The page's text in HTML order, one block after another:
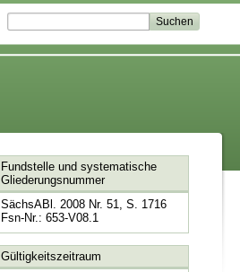
Fundstelle und systematische
Gliederungsnummer
SächsABl. 2008 Nr. 51, S. 1716
Fsn-Nr.: 653-V08.1
Gültigkeitszeitraum